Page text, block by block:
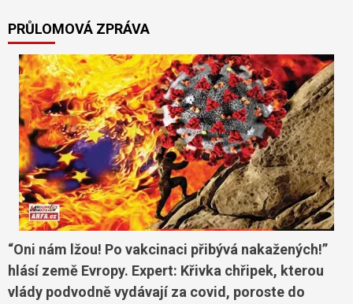
PRŮLOMOVÁ ZPRÁVA
“Oni nám lžou! Po vakcinaci přibývá nakažených!”
hlásí země Evropy. Expert: Křivka chřipek, kterou
vlády podvodně vydávají za covid, poroste do